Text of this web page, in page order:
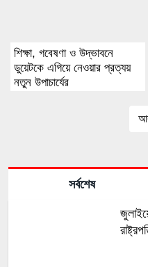
শিক্ষা, গবেষণা ও উদ্ভাবনে
ডুয়েটকে এগিয়ে নেওয়ার প্রত্যয়
নতুন উপাচার্যের
সর্বশেষ